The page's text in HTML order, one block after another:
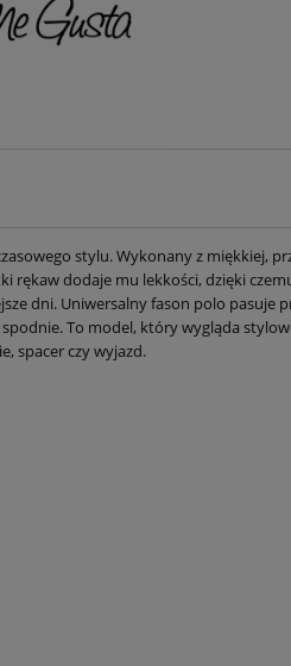
stylu. Wykonany z miękkiej,
rękaw dodaje mu lekkości, dzięki
dni. Uniwersalny fason polo pasuje
To model, który wygląda
spacer czy wyjazd.